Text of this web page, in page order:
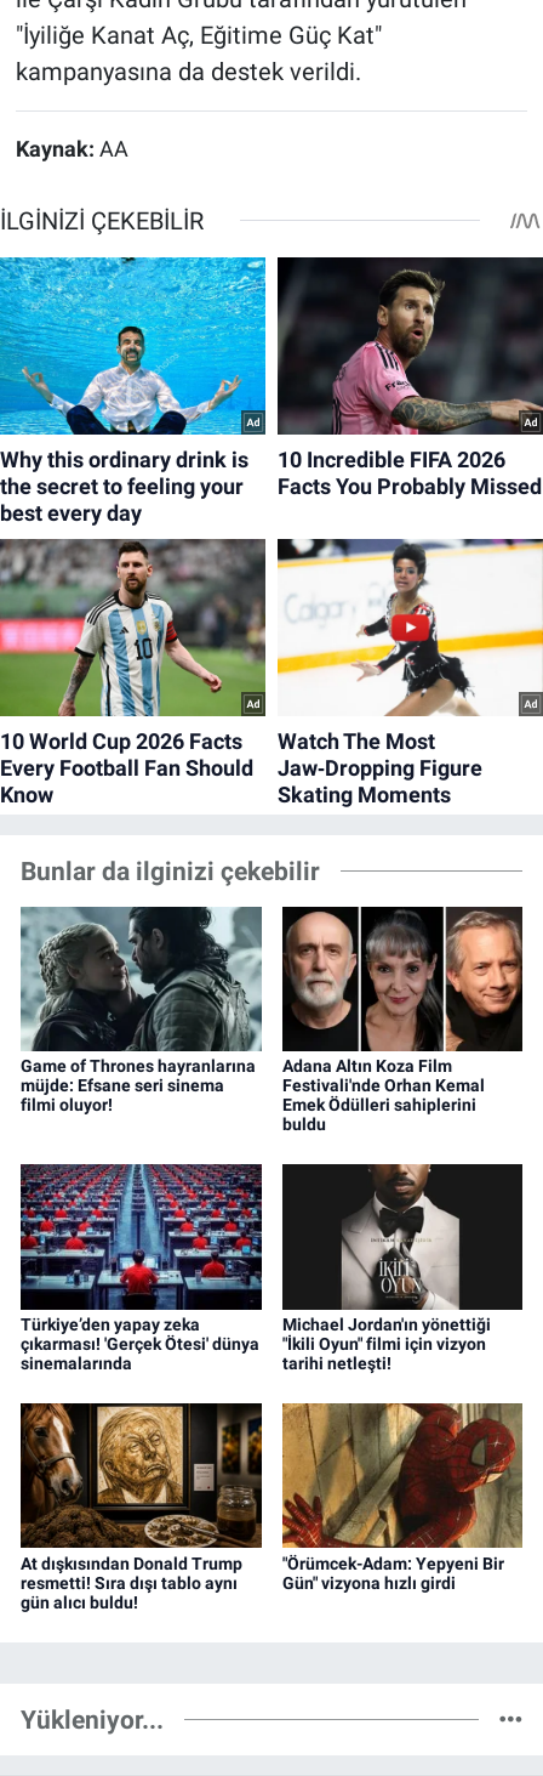
"İyiliğe Kanat Aç, Eğitime Güç Kat"
kampanyasına da destek verildi.
Kaynak: AA
Bunlar da ilginizi çekebilir
Game of Thrones hayranlarına
müjde: Efsane seri sinema
filmi oluyor!
Adana Altın Koza Film
Festivali'nde Orhan Kemal
Emek Ödülleri sahiplerini
buldu
Türkiye’den yapay zeka
çıkarması! 'Gerçek Ötesi' dünya
sinemalarında
Michael Jordan'ın yönettiği
"İkili Oyun" filmi için vizyon
tarihi netleşti!
At dışkısından Donald Trump
resmetti! Sıra dışı tablo aynı
gün alıcı buldu!
"Örümcek-Adam: Yepyeni Bir
Gün" vizyona hızlı girdi
Yükleniyor...